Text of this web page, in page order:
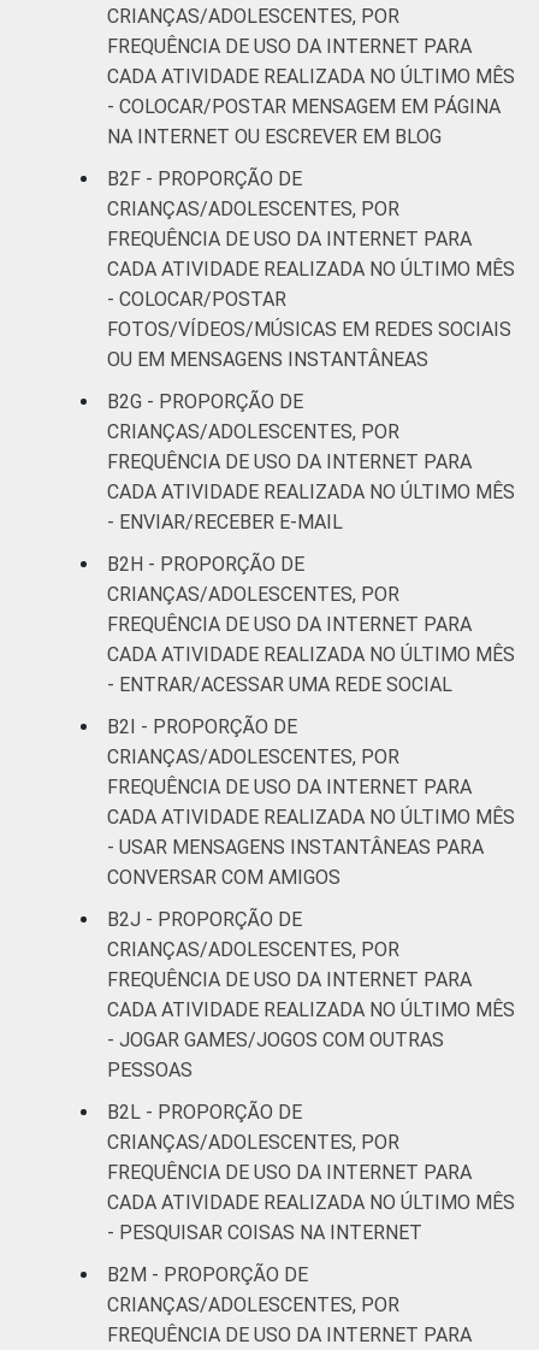
CRIANÇAS/ADOLESCENTES, POR
FREQUÊNCIA DE USO DA INTERNET PARA
CADA ATIVIDADE REALIZADA NO ÚLTIMO MÊS
- COLOCAR/POSTAR MENSAGEM EM PÁGINA
NA INTERNET OU ESCREVER EM BLOG
B2F - PROPORÇÃO DE
CRIANÇAS/ADOLESCENTES, POR
FREQUÊNCIA DE USO DA INTERNET PARA
CADA ATIVIDADE REALIZADA NO ÚLTIMO MÊS
- COLOCAR/POSTAR
FOTOS/VÍDEOS/MÚSICAS EM REDES SOCIAIS
OU EM MENSAGENS INSTANTÂNEAS
B2G - PROPORÇÃO DE
CRIANÇAS/ADOLESCENTES, POR
FREQUÊNCIA DE USO DA INTERNET PARA
CADA ATIVIDADE REALIZADA NO ÚLTIMO MÊS
- ENVIAR/RECEBER E-MAIL
B2H - PROPORÇÃO DE
CRIANÇAS/ADOLESCENTES, POR
FREQUÊNCIA DE USO DA INTERNET PARA
CADA ATIVIDADE REALIZADA NO ÚLTIMO MÊS
- ENTRAR/ACESSAR UMA REDE SOCIAL
B2I - PROPORÇÃO DE
CRIANÇAS/ADOLESCENTES, POR
FREQUÊNCIA DE USO DA INTERNET PARA
CADA ATIVIDADE REALIZADA NO ÚLTIMO MÊS
- USAR MENSAGENS INSTANTÂNEAS PARA
CONVERSAR COM AMIGOS
B2J - PROPORÇÃO DE
CRIANÇAS/ADOLESCENTES, POR
FREQUÊNCIA DE USO DA INTERNET PARA
CADA ATIVIDADE REALIZADA NO ÚLTIMO MÊS
- JOGAR GAMES/JOGOS COM OUTRAS
PESSOAS
B2L - PROPORÇÃO DE
CRIANÇAS/ADOLESCENTES, POR
FREQUÊNCIA DE USO DA INTERNET PARA
CADA ATIVIDADE REALIZADA NO ÚLTIMO MÊS
- PESQUISAR COISAS NA INTERNET
B2M - PROPORÇÃO DE
CRIANÇAS/ADOLESCENTES, POR
FREQUÊNCIA DE USO DA INTERNET PARA